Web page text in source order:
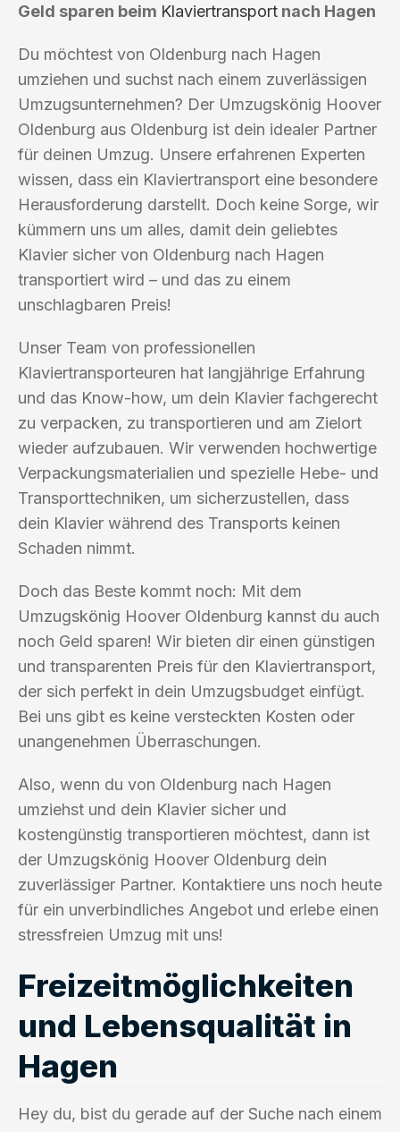
Geld sparen beim Klaviertransport nach Hagen
Du möchtest von Oldenburg nach Hagen
umziehen und suchst nach einem zuverlässigen
Umzugsunternehmen? Der Umzugskönig Hoover
Oldenburg aus Oldenburg ist dein idealer Partner
für deinen Umzug. Unsere erfahrenen Experten
wissen, dass ein Klaviertransport eine besondere
Herausforderung darstellt. Doch keine Sorge, wir
kümmern uns um alles, damit dein geliebtes
Klavier sicher von Oldenburg nach Hagen
transportiert wird – und das zu einem
unschlagbaren Preis!
Unser Team von professionellen
Klaviertransporteuren hat langjährige Erfahrung
und das Know-how, um dein Klavier fachgerecht
zu verpacken, zu transportieren und am Zielort
wieder aufzubauen. Wir verwenden hochwertige
Verpackungsmaterialien und spezielle Hebe- und
Transporttechniken, um sicherzustellen, dass
dein Klavier während des Transports keinen
Schaden nimmt.
Doch das Beste kommt noch: Mit dem
Umzugskönig Hoover Oldenburg kannst du auch
noch Geld sparen! Wir bieten dir einen günstigen
und transparenten Preis für den Klaviertransport,
der sich perfekt in dein Umzugsbudget einfügt.
Bei uns gibt es keine versteckten Kosten oder
unangenehmen Überraschungen.
Also, wenn du von Oldenburg nach Hagen
umziehst und dein Klavier sicher und
kostengünstig transportieren möchtest, dann ist
der Umzugskönig Hoover Oldenburg dein
zuverlässiger Partner. Kontaktiere uns noch heute
für ein unverbindliches Angebot und erlebe einen
stressfreien Umzug mit uns!
Freizeitmöglichkeiten
und Lebensqualität in
Hagen
Hey du, bist du gerade auf der Suche nach einem